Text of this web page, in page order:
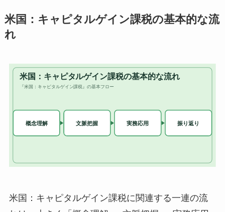
米国：キャピタルゲイン課税の基本的な流
れ
米国：キャピタルゲイン課税に関連する一連の流